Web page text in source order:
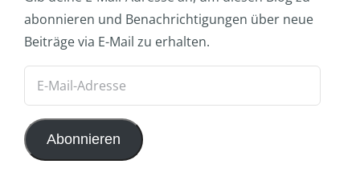
abonnieren und Benachrichtigungen über neue
Beiträge via E-Mail zu erhalten.
Adresse
Abonnieren